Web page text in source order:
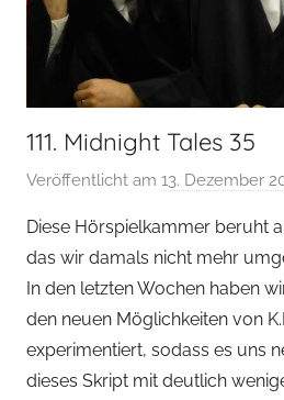
111. Midnight Tales 35
Veröffentlicht am 13. Dezember
Diese Hörspielkammer beruht
das wir damals nicht mehr
In den letzten Wochen haben
den neuen Möglichkeiten von
experimentiert, sodass es uns
dieses Skript mit deutlich